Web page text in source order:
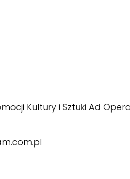
Kultury i Sztuki Ad